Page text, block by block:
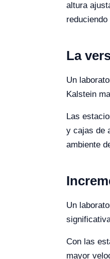
altura
La
Un
Kalstein
Las
y cajas de
ambiente
Un
Con las
mayor